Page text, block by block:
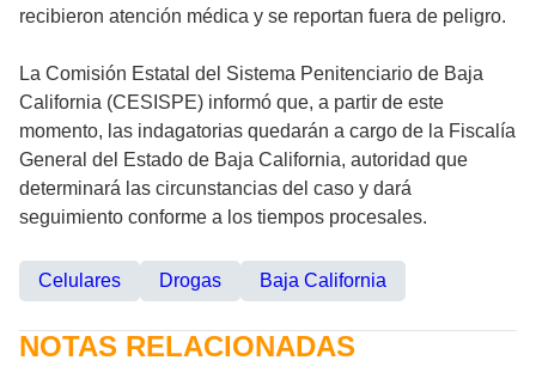
recibieron atención médica y se reportan fuera de peligro.
La Comisión Estatal del Sistema Penitenciario de Baja
California (CESISPE) informó que, a partir de este
momento, las indagatorias quedarán a cargo de la Fiscalía
General del Estado de Baja California, autoridad que
determinará las circunstancias del caso y dará
seguimiento conforme a los tiempos procesales.
Celulares Drogas Baja California
NOTAS RELACIONADAS